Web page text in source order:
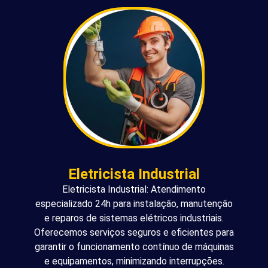
Eletricista Industrial
Eletricista Industrial: Atendimento
especializado 24h para instalação, manutenção
e reparos de sistemas elétricos industriais.
Oferecemos serviços seguros e eficientes para
garantir o funcionamento contínuo de máquinas
e equipamentos, minimizando interrupções.